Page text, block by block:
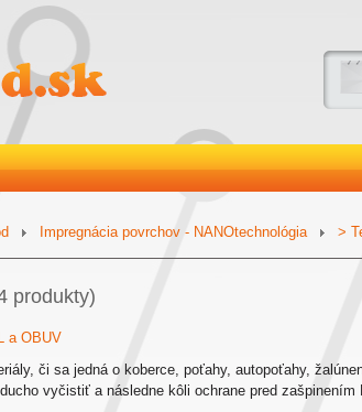
Impregnácia povrchov - NANOtechnológia >
produkty)
a OBUV
či sa jedná o koberce, poťahy, autopoťahy,
vyčistiť a následne kôli ochrane pred zašpinením